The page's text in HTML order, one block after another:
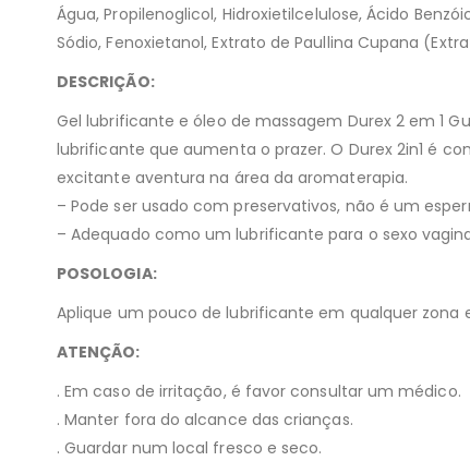
Água, Propilenoglicol, Hidroxietilcelulose, Ácido
Sódio, Fenoxietanol, Extrato de Paullina Cupana
DESCRIÇÃO:
Gel lubrificante e óleo de massagem Durex 2 em 1
lubrificante que aumenta o prazer. O Durex 2in1 é
excitante aventura na área da aromaterapia.
– Pode ser usado com preservativos, não é um
– Adequado como um lubrificante para o sexo
POSOLOGIA:
Aplique um pouco de lubrificante em qualquer zona
ATENÇÃO:
. Em caso de irritação, é favor consultar um médico.
. Manter fora do alcance das crianças.
. Guardar num local fresco e seco.